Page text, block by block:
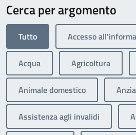
Cerca per argomento
Tutto Accesso
Acqua Agricoltura
Animale domestico
Assistenza agli invalidi